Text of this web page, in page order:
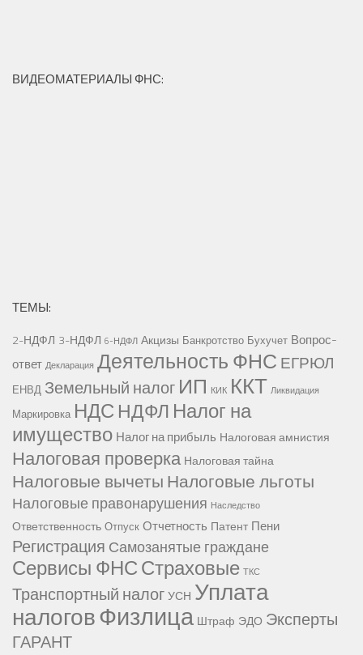
ВИДЕОМАТЕРИАЛЫ ФНС:
ТЕМЫ:
2-НДФЛ 3-НДФЛ 6-НДФЛ Акцизы Банкротство Бухучет Вопрос-
ответ Декларация Деятельность ФНС ЕГРЮЛ
ЕНВД Земельный налог ИП КИК ККТ Ликвидация
Маркировка НДС НДФЛ Налог на
имущество Налог на прибыль Налоговая амнистия
Налоговая проверка Налоговая тайна
Налоговые вычетыНалоговые льготы
Налоговые правонарушения Наследство
Ответственность Отпуск Отчетность Патент Пени
Регистрация Самозанятые граждане
Сервисы ФНССтраховые ТКС
Транспортный налогУСН Уплата
налоговФизлица Штраф ЭДО Эксперты
ГАРАНТ